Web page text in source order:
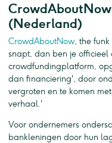
(Nederland)
CrowdAboutNow, the
snapt, dan ben je officieel
crowdfundingplatform,
dan financiering', door
vergroten en te komen
verhaal.'
Voor ondernemers
bankleningen door hun